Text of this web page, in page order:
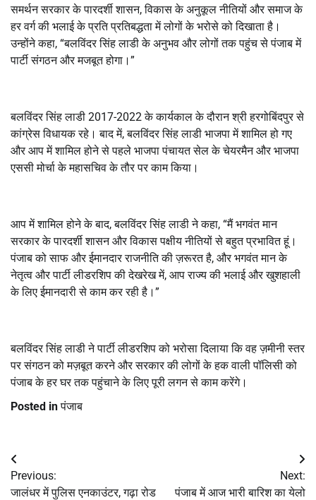
समर्थन सरकार के पारदर्शी शासन, विकास के अनुकूल नीतियों और समाज के
हर वर्ग की भलाई के प्रति प्रतिबद्धता में लोगों के भरोसे को दिखाता है।
उन्होंने कहा, “बलविंदर सिंह लाडी के अनुभव और लोगों तक पहुंच से पंजाब में
पार्टी संगठन और मजबूत होगा।”
बलविंदर सिंह लाडी 2017-2022 के कार्यकाल के दौरान श्री हरगोबिंदपुर से
कांग्रेस विधायक रहे। बाद में, बलविंदर सिंह लाडी भाजपा में शामिल हो गए
और आप में शामिल होने से पहले भाजपा पंचायत सेल के चेयरमैन और भाजपा
एससी मोर्चा के महासचिव के तौर पर काम किया।
आप में शामिल होने के बाद, बलविंदर सिंह लाडी ने कहा, “मैं भगवंत मान
सरकार के पारदर्शी शासन और विकास पक्षीय नीतियों से बहुत प्रभावित हूं।
पंजाब को साफ और ईमानदार राजनीति की ज़रूरत है, और भगवंत मान के
नेतृत्व और पार्टी लीडरशिप की देखरेख में, आप राज्य की भलाई और खुशहाली
के लिए ईमानदारी से काम कर रही है।”
बलविंदर सिंह लाडी ने पार्टी लीडरशिप को भरोसा दिलाया कि वह ज़मीनी स्तर
पर संगठन को मज़बूत करने और सरकार की लोगों के हक वाली पॉलिसी को
पंजाब के हर घर तक पहुंचाने के लिए पूरी लगन से काम करेंगे।
Posted inपंजाब
Post
navigation
Previous:
जालंधर में पुलिस एनकाउंटर, गढ़ा रोड
Next:
पंजाब में आज भारी बारिश का येलो